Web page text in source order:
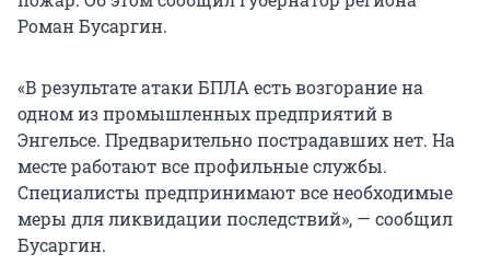
Роман Бусаргин.
«В результате атаки БПЛА есть возгорание на
одном из промышленных предприятий в
Энгельсе. Предварительно пострадавших нет. На
месте работают все профильные службы.
Специалисты предпринимают все необходимые
меры для ликвидации последствий», — сообщил
Бусаргин.